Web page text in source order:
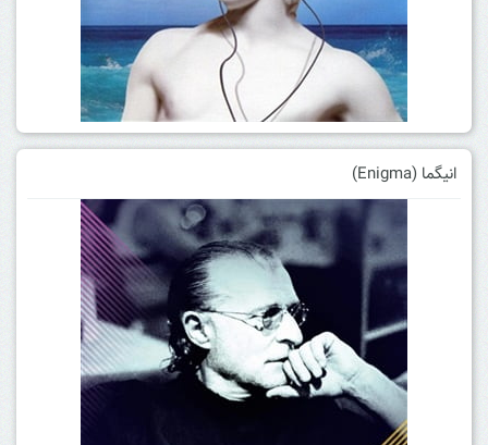
انیگما (Enigma)